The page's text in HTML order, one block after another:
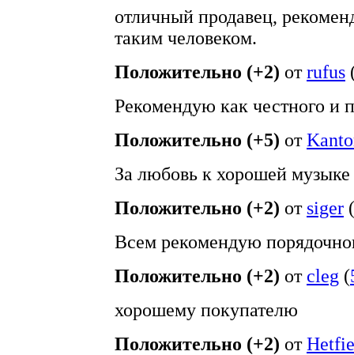
отличный продавец,
таким человеком.
Положительно (+2) отrufus
Рекомендую как честного и
Положительно (+5) от
За любовь к хорошей музыке
Положительно (+2) от siger (
Всем рекомендую
Положительно (+2) от cleg (
хорошему покупателю
Положительно (+2) от